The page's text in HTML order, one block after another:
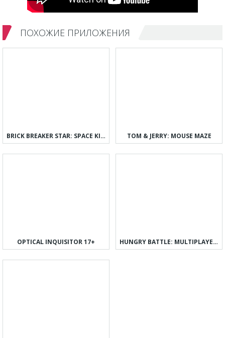
ПОХОЖИЕ ПРИЛОЖЕНИЯ
BRICK BREAKER STAR: SPACE KING TOM & JERRY: MOUSE MAZE
OPTICAL INQUISITOR 17+ HUNGRY BATTLE: MULTIPLAYER PVP